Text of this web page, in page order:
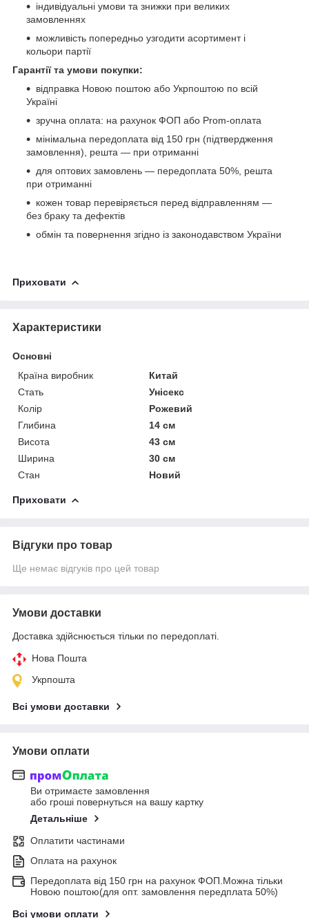
індивідуальні умови та знижки при великих
замовленнях
можливість попередньо узгодити асортимент і
кольори партії
Гарантії та умови покупки:
відправка Новою поштою або Укрпоштою по всій
Україні
зручна оплата: на рахунок ФОП або Prom-оплата
мінімальна передоплата від 150 грн (підтвердження
замовлення), решта — при отриманні
для оптових замовлень — передоплата 50%, решта
при отриманні
кожен товар перевіряється перед відправленням —
без браку та дефектів
обмін та повернення згідно із законодавством України
Приховати
Характеристики
Основні
Країна виробник
Китай
Стать
Унісекс
Колір
Рожевий
Глибина
14 см
Висота
43 см
Ширина
30 см
Стан
Новий
Приховати
Відгуки про товар
Ще немає відгуків про цей товар
Умови доставки
Доставка здійснюється тільки по передоплаті.
Нова Пошта
Укрпошта
Всі умови доставки
Умови оплати
Ви отримаєте замовлення
або гроші повернуться на вашу картку
Детальніше
Оплатити частинами
Оплата на рахунок
Передоплата від 150 грн на рахунок ФОП.Можна тільки
Новою поштою(для опт. замовлення передплата 50%)
Всі умови оплати